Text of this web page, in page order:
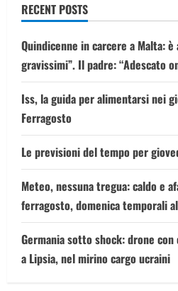
RECENT POSTS
Quindicenne in carcere a Malta:
gravissimi”. Il padre: “Adescato
Iss, la guida per alimentarsi nei
Ferragosto
Le previsioni del tempo per
Meteo, nessuna tregua: caldo e
ferragosto, domenica temporali
Germania sotto shock: drone
a Lipsia, nel mirino cargo ucraini